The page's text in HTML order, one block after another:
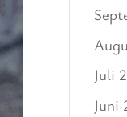
Juli
Juni